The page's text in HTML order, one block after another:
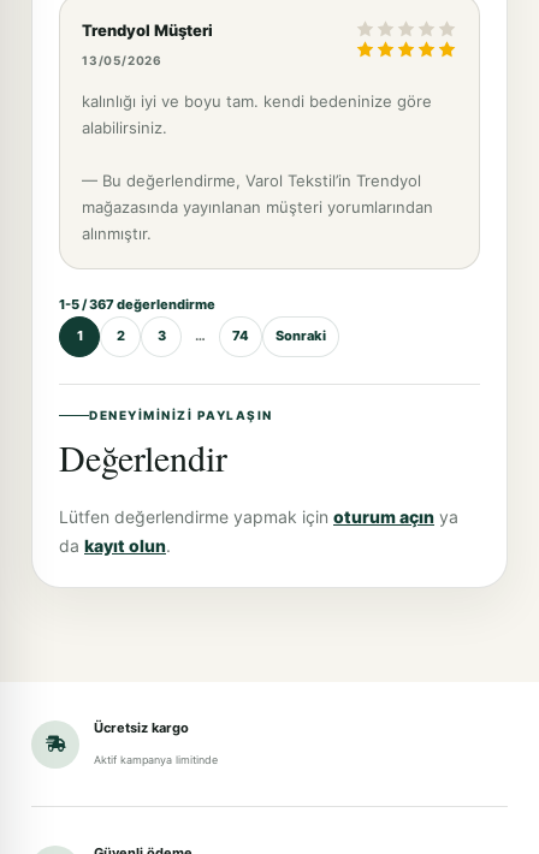
Trendyol Müşteri
13/05/2026
kalınlığı iyi ve boyu tam. kendi bedeninize göre
alabilirsiniz.
— Bu değerlendirme, Varol Tekstil’in Trendyol
mağazasında yayınlanan müşteri yorumlarından
alınmıştır.
1-5 / 367 değerlendirme
1
2 3 … 74 Sonraki
DENEYIMINIZI PAYLAŞIN
Değerlendir
Lütfen değerlendirme yapmak için oturum açın ya
da kayıt olun.
Ücretsiz kargo
Aktif kampanya limitinde